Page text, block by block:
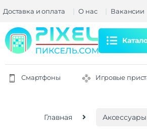
Доставка и оплата О нас Вакансии
Смартфоны Игровые
Главная Аксессуары